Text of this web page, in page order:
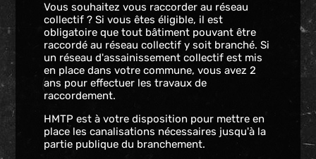
Vous souhaitez vous raccorder au réseau
collectif ? Si vous êtes éligible, il est
obligatoire que tout bâtiment pouvant être
raccordé au réseau collectif y soit branché. Si
un réseau d'assainissement collectif est mis
en place dans votre commune, vous avez 2
ans pour effectuer les travaux de
raccordement.
HMTP est à votre disposition pour mettre en
place les canalisations nécessaires jusqu'à la
partie publique du branchement.